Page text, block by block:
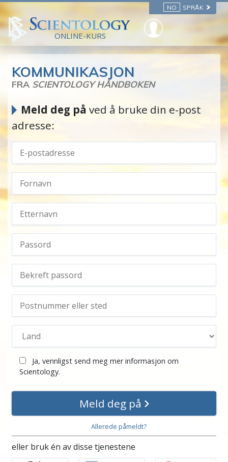
NO SPRÅK
ONLINE-KURS
KOMMUNIKASJON
FRA SCIENTOLOGY HÅNDBOKEN
Meld deg på ved å bruke din e-post
adresse:
Ja, vennligst send meg mer informasjon om
Scientology.
Meld deg på
Allerede påmeldt?
eller bruk én av disse tjenestene